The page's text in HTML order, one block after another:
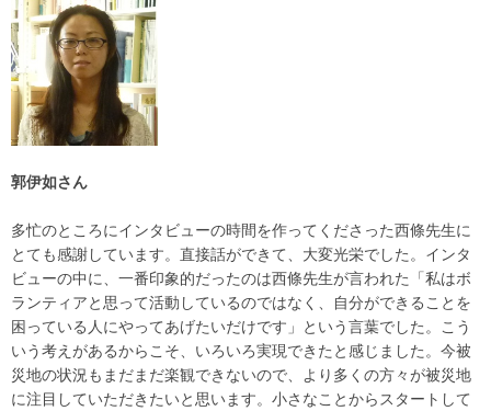
郭伊如さん
多忙のところにインタビューの時間を作ってくださった西條先生に
とても感謝しています。直接話ができて、大変光栄でした。インタ
ビューの中に、一番印象的だったのは西條先生が言われた「私はボ
ランティアと思って活動しているのではなく、自分ができることを
困っている人にやってあげたいだけです」という言葉でした。こう
いう考えがあるからこそ、いろいろ実現できたと感じました。今被
災地の状況もまだまだ楽観できないので、より多くの方々が被災地
に注目していただきたいと思います。小さなことからスタートして